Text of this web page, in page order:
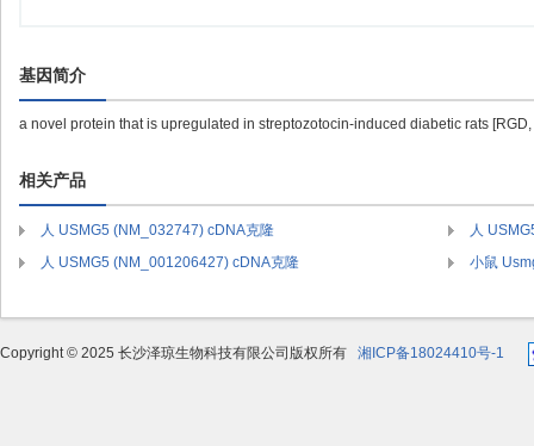
基因简介
a novel protein that is upregulated in streptozotocin-induced diabetic rats
相关产品
人 USMG5 (NM_032747) cDNA克隆
人
人 USMG5 (NM_001206427) cDNA克隆
小鼠
Copyright © 2025 长沙泽琼生物科技有限公司版权所有 湘ICP备18024410号-1